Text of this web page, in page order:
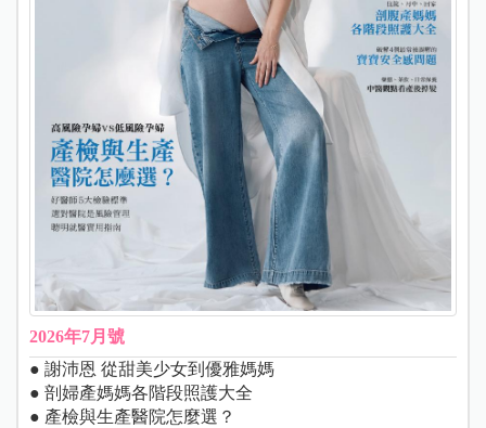
2026年7月號
● 謝沛恩 從甜美少女到優雅媽媽
● 剖婦產媽媽各階段照護大全
● 產檢與生產醫院怎麼選？